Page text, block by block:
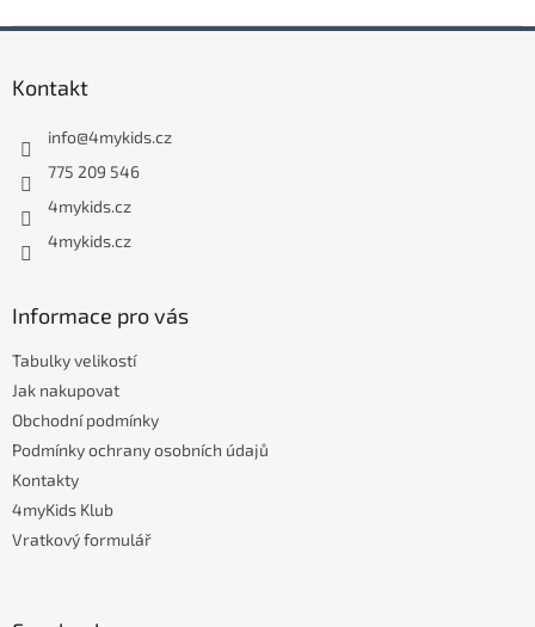
Kontakt
info@4mykids.cz
775 209 546
4mykids.cz
4mykids.cz
Informace pro vás
Tabulky velikostí
Jak nakupovat
Obchodní podmínky
Podmínky ochrany osobních údajů
Kontakty
4myKids Klub
Vratkový formulář